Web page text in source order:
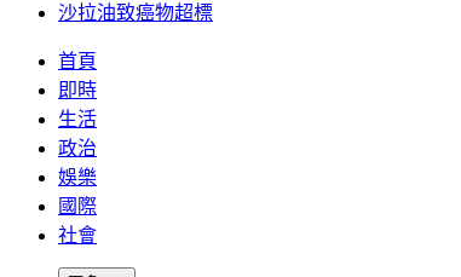
沙拉油致癌物超標
首頁
即時
生活
政治
娛樂
國際
社會